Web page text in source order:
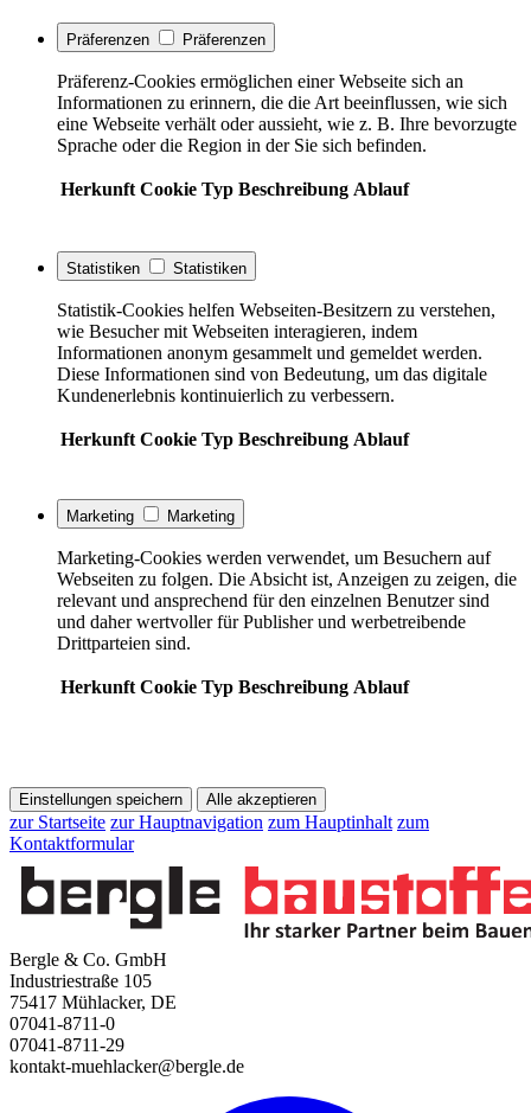
Präferenzen Präferenzen
Präferenz-Cookies ermöglichen einer Webseite sich an
Informationen zu erinnern, die die Art beeinflussen, wie sich
eine Webseite verhält oder aussieht, wie z. B. Ihre bevorzugte
Sprache oder die Region in der Sie sich befinden.
Herkunft Cookie Typ Beschreibung Ablauf
Statistiken Statistiken
Statistik-Cookies helfen Webseiten-Besitzern zu verstehen,
wie Besucher mit Webseiten interagieren, indem
Informationen anonym gesammelt und gemeldet werden.
Diese Informationen sind von Bedeutung, um das digitale
Kundenerlebnis kontinuierlich zu verbessern.
Herkunft Cookie Typ Beschreibung Ablauf
Marketing Marketing
Marketing-Cookies werden verwendet, um Besuchern auf
Webseiten zu folgen. Die Absicht ist, Anzeigen zu zeigen, die
relevant und ansprechend für den einzelnen Benutzer sind
und daher wertvoller für Publisher und werbetreibende
Drittparteien sind.
Herkunft Cookie Typ Beschreibung Ablauf
Einstellungen speichern Alle akzeptieren
zur Startseite zur Hauptnavigation zum Hauptinhalt zum
Kontaktformular
Bergle & Co. GmbH
Industriestraße 105
75417 Mühlacker, DE
07041-8711-0
07041-8711-29
kontakt-muehlacker@bergle.de